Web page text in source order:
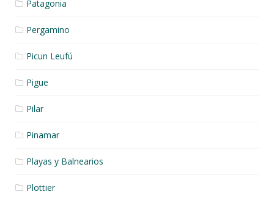
Patagonia
Pergamino
Picun Leufú
Pigue
Pilar
Pinamar
Playas y Balnearios
Plottier